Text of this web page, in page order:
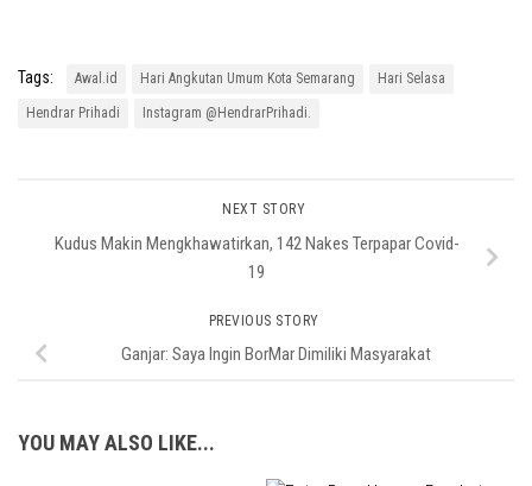
Tags: Awal.id Hari Angkutan Umum Kota Semarang Hari Selasa
Hendrar Prihadi Instagram @HendrarPrihadi.
NEXT STORY
Kudus Makin Mengkhawatirkan, 142 Nakes Terpapar Covid-
19
PREVIOUS STORY
Ganjar: Saya Ingin BorMar Dimiliki Masyarakat
YOU MAY ALSO LIKE...